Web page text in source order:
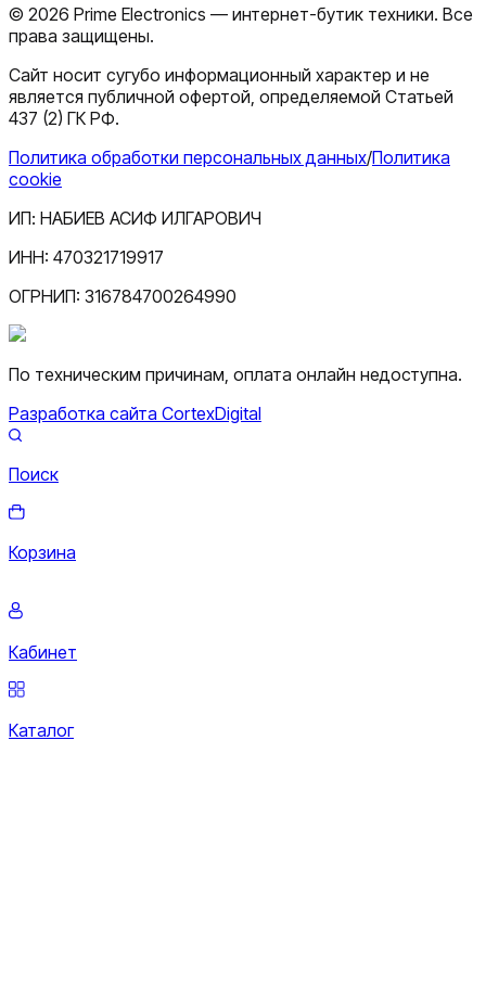
© 2026 Prime Electronics — интернет-бутик техники. Все
права защищены.
Сайт носит сугубо информационный характер и не
является публичной офертой, определяемой Статьей
437 (2) ГК РФ.
Политика обработки персональных данных/Политика
cookie
ИП: НАБИЕВ АСИФ ИЛГАРОВИЧ
ИНН: 470321719917
ОГРНИП: 316784700264990
По техническим причинам, оплата онлайн недоступна.
Разработка сайта CortexDigital
Поиск
Корзина
Кабинет
Каталог